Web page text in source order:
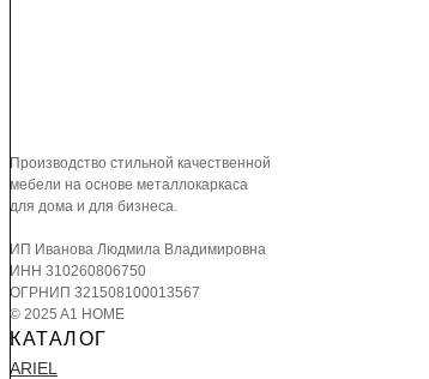
Производство стильной качественной
мебели на основе металлокаркаса
для дома и для бизнеса.
ИП Иванова Людмила Владимировна
ИНН 310260806750
ОГРНИП 321508100013567
© 2025 A1 HOME
КАТАЛОГ
ARIEL